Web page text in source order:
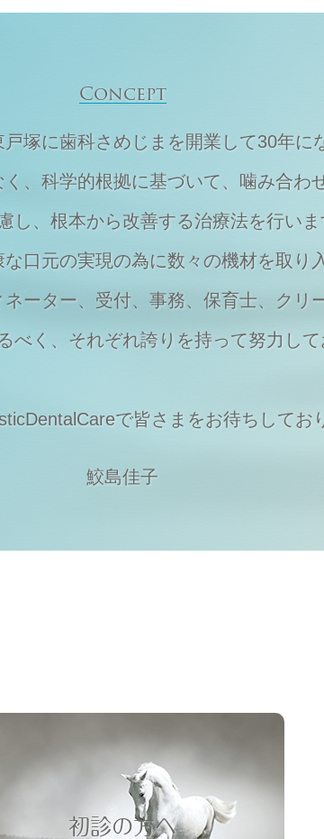
Concept
塚に歯科さめじまを開業して30年に
、 科学的根拠に基づいて、 噛み合わ
し、 根本から改善する治療法を行い
口元の実現の為に数々の機材を取り
ネーター、受付、事務、保育士、 クリ
べく、それぞれ誇りを持って努力し
で皆さまをお待ちしてお
鮫島佳子
初診の方へ